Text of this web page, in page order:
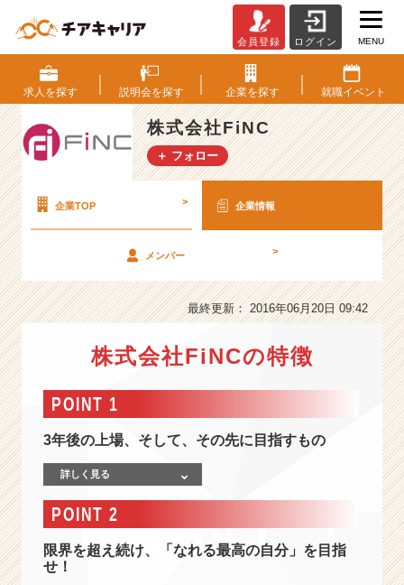
式
会
社
F
N
C
情
る
最
高
分
へ。
ハ
イ
ル
会員登録 ログイン MENU
求人を探す 説明会を探す 企業を探す 就職イベント
株式会社FiNC
＋ フォロー
企業TOP > 企業情報
メンバー >
最終更新： 2016年06月20日 09:42
株式会社FiNCの特徴
POINT 1
3年後の上場、そして、その先に目指すもの
詳しく見る
POINT 2
限界を超え続け、「なれる最高の自分」を目指
せ！